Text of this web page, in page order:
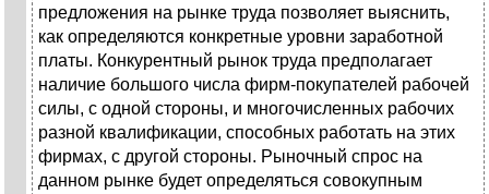
предложения на рынке труда позволяет выяснить,
как определяются конкретные уровни заработной
платы. Конкурентный рынок труда предполагает
наличие большого числа фирм-покупателей рабочей
силы, с одной стороны, и многочисленных рабочих
разной квалификации, способных работать на этих
фирмах, с другой стороны. Рыночный спрос на
данном рынке будет определяться совокупным